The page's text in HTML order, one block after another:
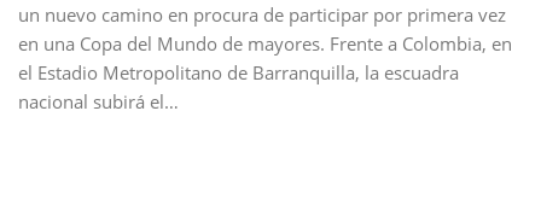
un nuevo camino en procura de participar por primera vez
en una Copa del Mundo de mayores. Frente a Colombia, en
el Estadio Metropolitano de Barranquilla, la escuadra
nacional subirá el…